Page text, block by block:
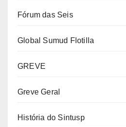
Fórum das Seis
Global Sumud Flotilla
GREVE
Greve Geral
História do Sintusp